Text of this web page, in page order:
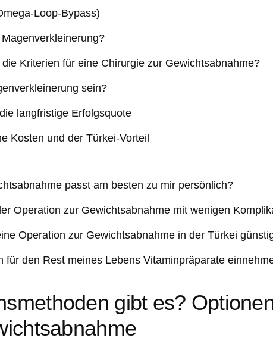
Loop-Bypass)
Kriterien für eine Chirurgie zur Gewichtsabnahme?
sein?
langfristige Erfolgsquote
Kosten und der Türkei-Vorteil
passt am besten zu mir persönlich?
Operation zur Gewichtsabnahme mit wenigen
Operation zur Gewichtsabnahme in der Türkei
für den Rest meines Lebens Vitaminpräparate
gibt es?